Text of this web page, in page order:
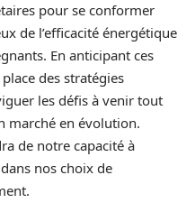
pour se conformer
de l’efficacité énergétique
En anticipant ces
des stratégies
les défis à venir tout
marché en évolution.
de notre capacité à
nos choix de